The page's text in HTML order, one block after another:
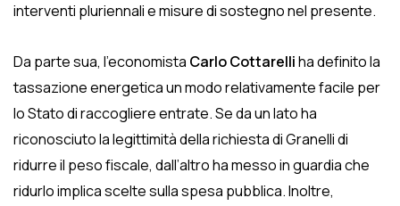
interventi pluriennali e misure di sostegno nel presente.
Da parte sua, l’economista Carlo Cottarelliha definito la
tassazione energetica un modo relativamente facile per
lo Stato di raccogliere entrate. Se da un lato ha
riconosciuto la legittimità della richiesta di Granelli di
ridurre il peso fiscale, dall’altro ha messo in guardia che
ridurlo implica scelte sulla spesa pubblica. Inoltre,